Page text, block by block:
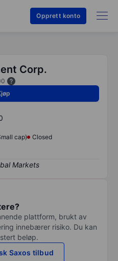
Opprett konto
Corp.
cap)
Closed
plattform, brukt av
innebærer risiko. Du kan
beløp.
Saxos tilbud